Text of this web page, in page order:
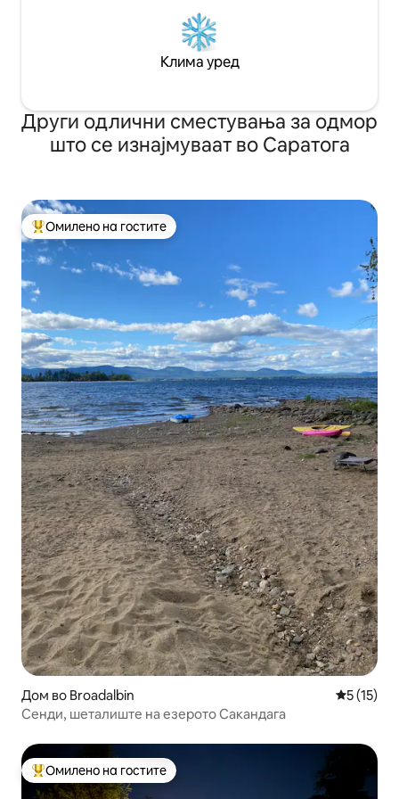
Клима уред
Други одлични сместувања за одмор
што се изнајмуваат во Саратога
Меѓу најуспешните „Омилени на гостите“
Омилено на гостите
Дом во Broadalbin
5 (15)
Сенди, шеталиште на езерото Сакандага
Меѓу најуспешните „Омилени на гостите“
Омилено на гостите